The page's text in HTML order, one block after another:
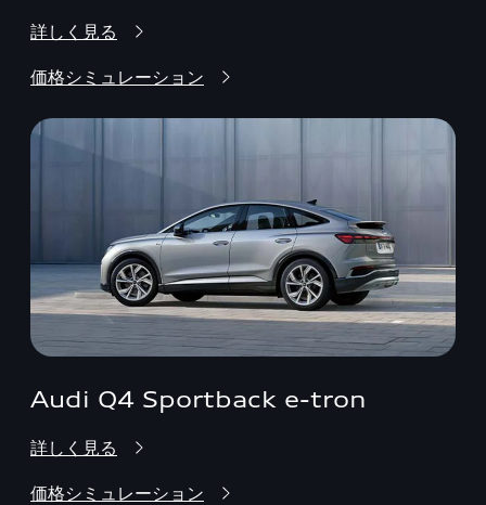
詳しく見る
価格シミュレーション
Audi Q4 Sportback e-tron
詳しく見る
価格シミュレーション